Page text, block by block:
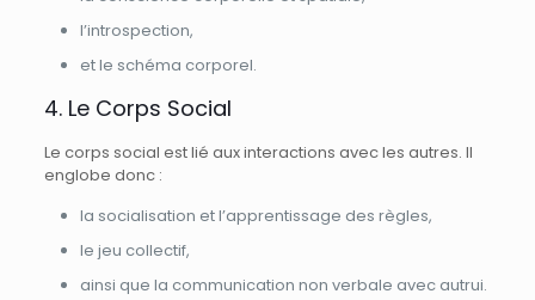
l’introspection,
et le schéma corporel.
4. Le Corps Social
Le corps social est lié aux interactions avec les autres. Il
englobe donc :
la socialisation et l’apprentissage des règles,
le jeu collectif,
ainsi que la communication non verbale avec autrui.